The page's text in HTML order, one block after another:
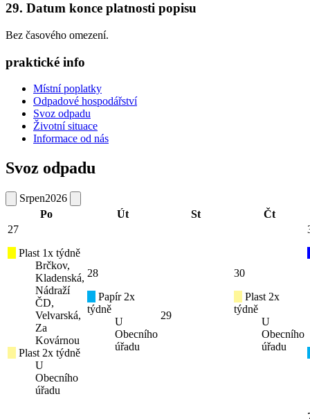
29. Datum konce platnosti popisu
Bez časového omezení.
praktické info
Místní poplatky
Odpadové hospodářství
Svoz odpadu
Životní situace
Informace od nás
Svoz odpadu
Srpen2026
Po
Út St
Čt
27
Plast 1x týdně
Brčkov,
Kladenská,
Nádraží
ČD,
Velvarská,
Za
Kovárnou
Plast 2x týdně
U
Obecního
úřadu
28
Papír 2x
týdně
U
Obecního
úřadu
29
30
Plast 2x
týdně
U
Obecního
úřadu